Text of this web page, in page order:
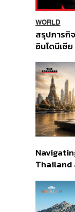
WORLD
สรุปภารกิ
อินโดนีเซี
ส่วนยุทธศ
อินโดนีเซีย
Thailand
Order